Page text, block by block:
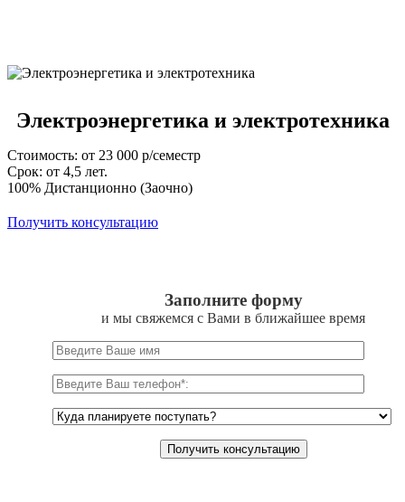
Электроэнергетика и электротехника
Стоимость: от 23 000 р/семестр
Срок: от 4,5 лет.
100% Дистанционно (Заочно)
Получить консультацию
Заполните форму
и мы свяжемся с Вами в ближайшее время